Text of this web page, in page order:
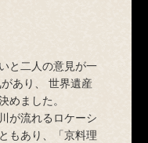
と二人の意見が一
あり、 世界遺産
めました。
が流れるロケーシ
もあり、「京料理